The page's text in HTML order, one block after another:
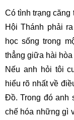
Có tình trạng căng
Hội Thánh phải
học sống trong
thẳng giữa hài
Nếu anh hỏi tôi
hiểu rõ nhất về
Đồ. Trong đó anh
chế hóa những gì